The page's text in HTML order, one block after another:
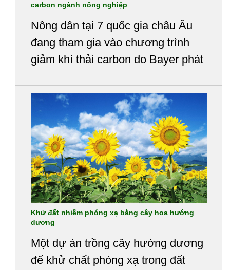
carbon ngành nông nghiệp
Nông dân tại 7 quốc gia châu Âu
đang tham gia vào chương trình
giảm khí thải carbon do Bayer phát
Khử đất nhiễm phóng xạ bằng cây hoa hướng
dương
Một dự án trồng cây hướng dương
để khử chất phóng xạ trong đất